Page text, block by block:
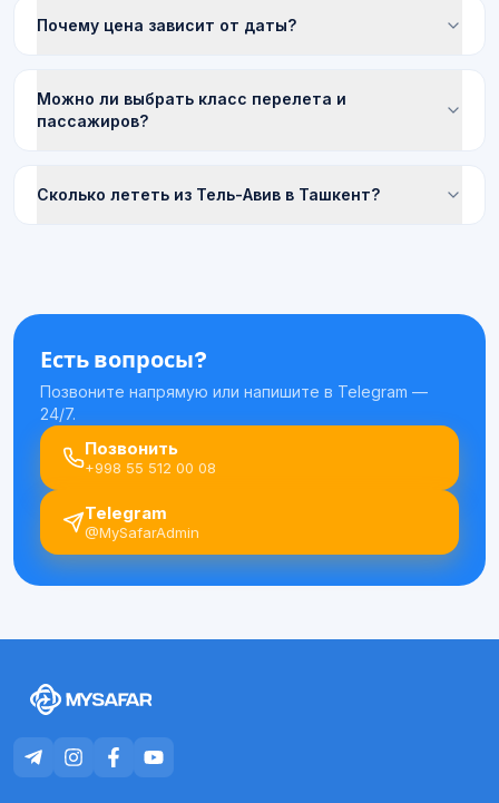
Почему цена зависит от даты?
Можно ли выбрать класс перелета и
пассажиров?
Сколько лететь из Тель-Авив в Ташкент?
Есть вопросы?
Позвоните напрямую или напишите в Telegram —
24/7.
Позвонить
+998 55 512 00 08
Telegram
@MySafarAdmin